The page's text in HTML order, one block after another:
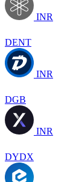
INR
DENT
INR
DGB
INR
DYDX